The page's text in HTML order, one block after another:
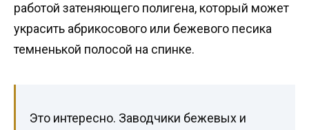
работой затеняющего полигена, который может
украсить абрикосового или бежевого песика
темненькой полосой на спинке.
Это интересно. Заводчики бежевых и